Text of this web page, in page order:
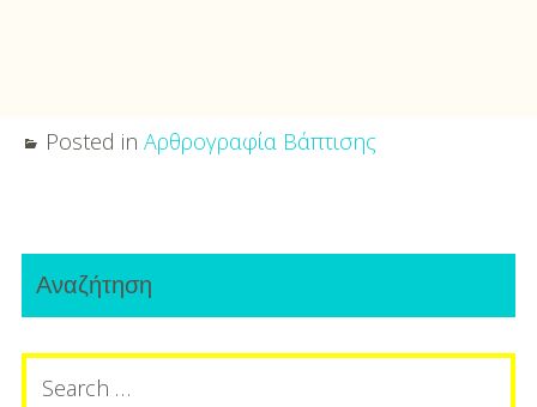
Posted in Αρθρογραφία Βάπτισης
navigation
Primary
Sidebar
Αναζήτηση
Search
for: